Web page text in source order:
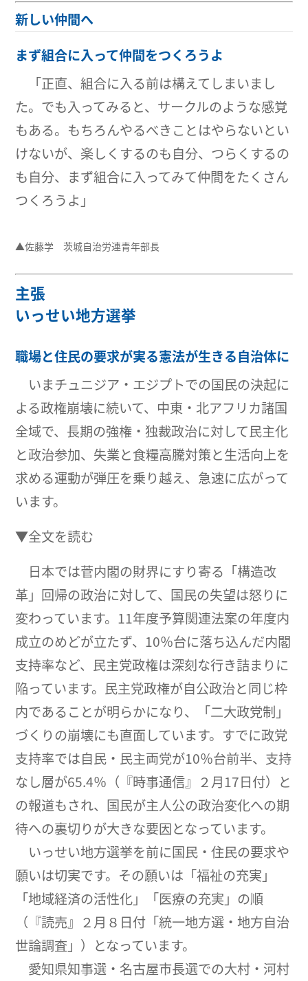
新しい仲間へ
まず組合に入って仲間をつくろうよ
「正直、組合に入る前は構えてしまいまし
た。でも入ってみると、サークルのような感覚
もある。もちろんやるべきことはやらないとい
けないが、楽しくするのも自分、つらくするの
も自分、まず組合に入ってみて仲間をたくさん
つくろうよ」
▲佐藤学 茨城自治労連青年部長
主張
いっせい地方選挙
職場と住民の要求が実る憲法が生きる自治体に
いまチュニジア・エジプトでの国民の決起に
よる政権崩壊に続いて、中東・北アフリカ諸国
全域で、長期の強権・独裁政治に対して民主化
と政治参加、失業と食糧高騰対策と生活向上を
求める運動が弾圧を乗り越え、急速に広がって
います。
▼全文を読む
日本では菅内閣の財界にすり寄る「構造改
革」回帰の政治に対して、国民の失望は怒りに
変わっています。11年度予算関連法案の年度内
成立のめどが立たず、10％台に落ち込んだ内閣
支持率など、民主党政権は深刻な行き詰まりに
陥っています。民主党政権が自公政治と同じ枠
内であることが明らかになり、「二大政党制」
づくりの崩壊にも直面しています。すでに政党
支持率では自民・民主両党が10％台前半、支持
なし層が65.4％（『時事通信』２月17日付）と
の報道もされ、国民が主人公の政治変化への期
待への裏切りが大きな要因となっています。
いっせい地方選挙を前に国民・住民の要求や
願いは切実です。その願いは「福祉の充実」
「地域経済の活性化」「医療の充実」の順
（『読売』２月８日付「統一地方選・地方自治
世論調査」）となっています。
愛知県知事選・名古屋市長選での大村・河村